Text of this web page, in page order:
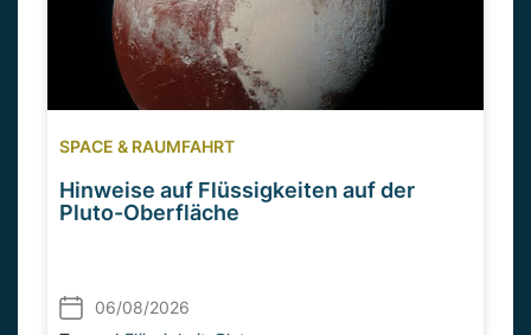
SPACE & RAUMFAHRT
Hinweise auf Flüssigkeiten auf der
Pluto-Oberfläche
06/08/2026